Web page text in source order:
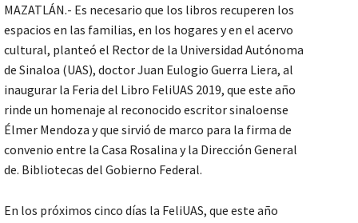
MAZATLÁN.- Es necesario que los libros recuperen los
espacios en las familias, en los hogares y en el acervo
cultural, planteó el Rector de la Universidad Autónoma
de Sinaloa (UAS), doctor Juan Eulogio Guerra Liera, al
inaugurar la Feria del Libro FeliUAS 2019, que este año
rinde un homenaje al reconocido escritor sinaloense
Élmer Mendoza y que sirvió de marco para la firma de
convenio entre la Casa Rosalina y la Dirección General
de. Bibliotecas del Gobierno Federal.
En los próximos cinco días la FeliUAS, que este año